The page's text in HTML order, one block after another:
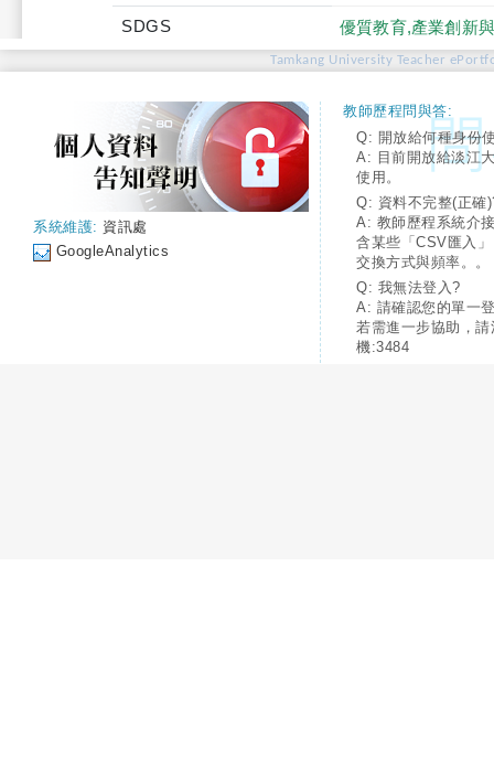
SDGS 優質教育,產業創新
Tamkang University Teacher
系統維護: 資訊處
GoogleAnalytics
教師歷程問與答:
Q: 開放給何種身份
A: 目前開放給淡江
使用。
Q: 資料不完整(正確
A: 教師歷程系統介
含某些「CSV匯入
交換方式與頻率。。
Q: 我無法登入?
A: 請確認您的單一
若需進一步協助，
機:3484